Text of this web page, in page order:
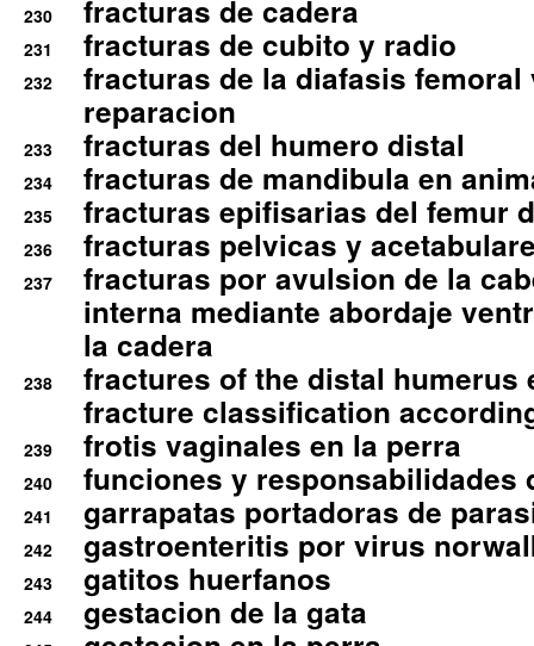
230 fracturas de cadera
231 fracturas de cubito y radio
232
fracturas de la diafasis
reparacion
233 fracturas del humero distal
234 fracturas de mandibula en
235 fracturas epifisarias del femur
236 fracturas pelvicas y
237
fracturas por avulsion de la
interna mediante abordaje
la cadera
238
fractures of the distal humerus
fracture classification
239 frotis vaginales en la perra
240 funciones y responsabilidades
241 garrapatas portadoras de
242 gastroenteritis por virus
243 gatitos huerfanos
244 gestacion de la gata